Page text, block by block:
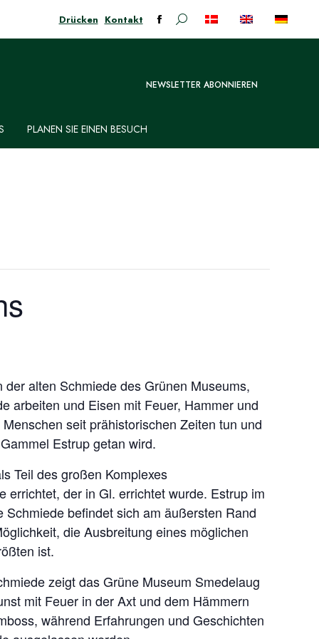
Drücken Kontakt
Facebook-
in
Suchen:
NEWSLETTER ABONNIEREN
PLANEN SIE EINEN BESUCH
der alten Schmiede des Grünen Museums,
arbeiten und Eisen mit Feuer, Hammer und
seit prähistorischen Zeiten tun und
Estrup getan wird.
Teil des großen Komplexes
errichtet, der in Gl. errichtet wurde. Estrup im
befindet sich am äußersten Rand
die Ausbreitung eines möglichen
ist.
zeigt das Grüne Museum Smedelaug
mit Feuer in der Axt und dem Hämmern
während Erfahrungen und Geschichten